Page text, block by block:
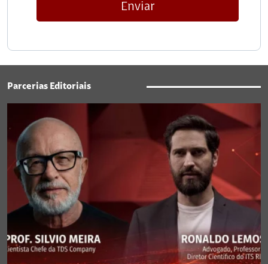
Enviar
Parcerias Editoriais